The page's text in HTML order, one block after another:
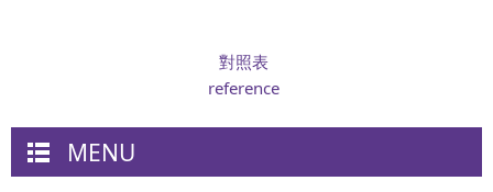
對照表
reference
MENU